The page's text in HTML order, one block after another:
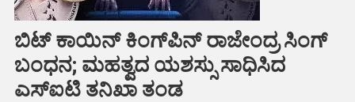
ಬಿಟ್ ಕಾಯಿನ್ ಕಿಂಗ್​ಪಿನ್ ರಾಜೇಂದ್ರ ಸಿಂಗ್
ಬಂಧನ; ಮಹತ್ವದ ಯಶಸ್ಸು ಸಾಧಿಸಿದ
ಎಸ್ಐಟಿ ತನಿಖಾ ತಂಡ